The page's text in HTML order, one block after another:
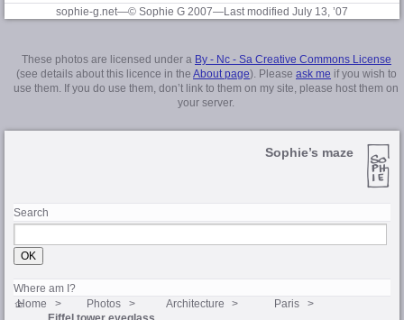
sophie-g.net—© Sophie G 2007—Last modified July 13, ’07
These photos are licensed under a By - Nc - Sa Creative Commons License
(see details about this licence in the About page). Please ask me if you wish to
use them. If you do use them, don’t link to them on my site, please host them on
your server.
Sophie’s maze
Search
Where am I?
Home Photos Architecture
Paris